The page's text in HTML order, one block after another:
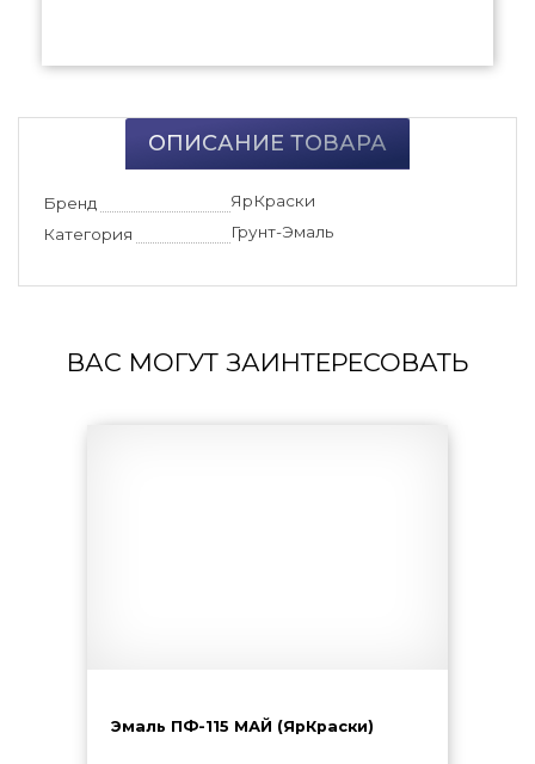
ОПИСАНИЕ ТОВАРА
Бренд
ЯрКраски
Категория
Грунт-Эмаль
ВАС МОГУТ ЗАИНТЕРЕСОВАТЬ
Эмаль ПФ-115 МАЙ (ЯрКраски)